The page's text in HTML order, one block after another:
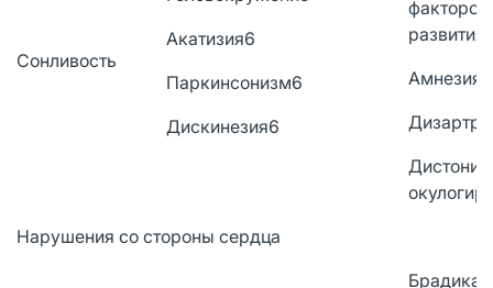
Сонливость
Акатизия6
Паркинсонизм6
Дискинезия6
развития)
Амнезия
Нарушения со стороны сердца